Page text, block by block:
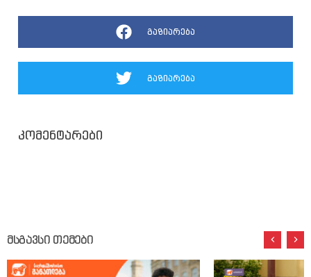
გაზიარება
გაზიარება
კომენტარები
მსგავსი თემები